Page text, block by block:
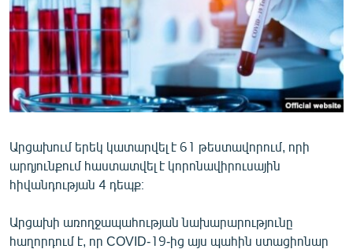
ՄԻՋԱԶԳԱՅԻՆ
ՄՇԱԿՈՒՅԹ
ՍՊՈՐՏ
ՄԵԿՆԱԲԱՆՈՒԹՅՈՒՆ
ԿՈՐՈՆԱՎԻՐՈՒՍ
ԱՐԽԻՎ
ԲԱՆԱՎԵՃ
Արցախում երեկ կատարվել է 61 թեստավորում, որի
արդյունքում հաստատվել է կորոնավիրուսային
հիվանդության 4 դեպք։
Արցախի առողջապահության նախարարությունը
հաղորդում է, որ COVID-19-ից այս պահին ստացիոնար